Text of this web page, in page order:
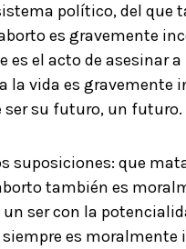
político, del que
es gravemente
es el acto de asesinar
la vida es
ser su futuro, un
suposiciones: que
también es
ser con la
es moralmente